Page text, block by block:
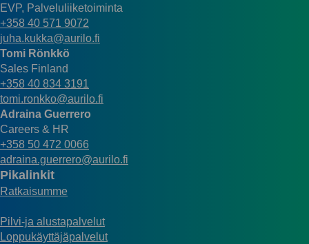
EVP, Palveluliiketoiminta
+358 40 571 9072
juha.kukka@aurilo.fi
Tomi Rönkkö
Sales Finland
+358 40 834 3191
tomi.ronkko@aurilo.fi
Adraina Guerrero
Careers & HR
+358 50 472 0066
adraina.guerrero@aurilo.fi
Pikalinkit
Ratkaisumme
Pilvi-ja alustapalvelut
Loppukäyttäjäpalvelut